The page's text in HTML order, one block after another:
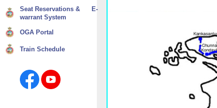
Seat Reservations & E-
warrant System
OGA Portal
Train Schedule